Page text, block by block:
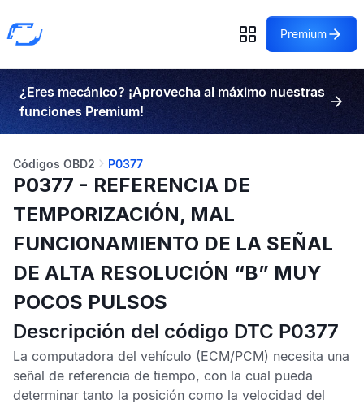
Premium
¿Eres mecánico? ¡Aprovecha al máximo nuestras
funciones Premium!
Códigos OBD2 P0377
P0377 - REFERENCIA DE
TEMPORIZACIÓN, MAL
FUNCIONAMIENTO DE LA SEÑAL
DE ALTA RESOLUCIÓN “B” MUY
POCOS PULSOS
Descripción del código DTC P0377
La computadora del vehículo (ECM/PCM) necesita una
señal de referencia de tiempo, con la cual pueda
determinar tanto la posición como la velocidad del